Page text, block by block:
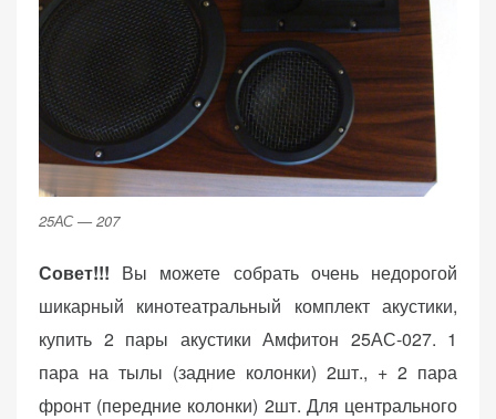
25АС — 207
Совет!!! Вы можете собрать очень недорогой
шикарный кинотеатральный комплект акустики,
купить 2 пары акустики Амфитон 25АС-027. 1
пара на тылы (задние колонки) 2шт., + 2 пара
фронт (передние колонки) 2шт. Для центрального